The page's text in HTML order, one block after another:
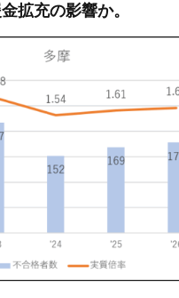
拡充の影響か。